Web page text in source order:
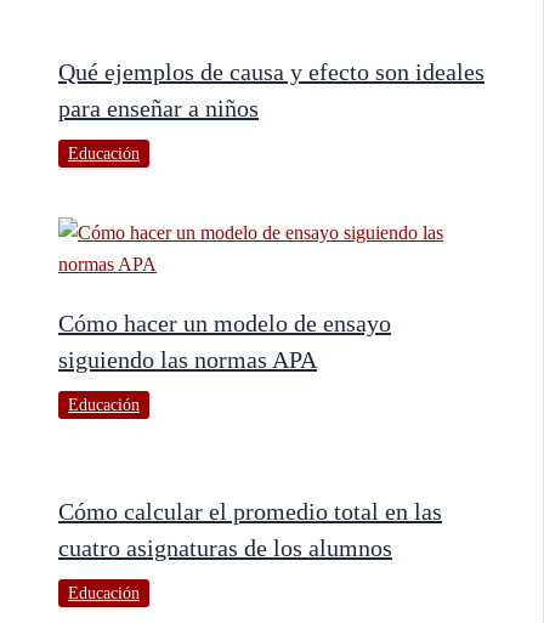
Qué ejemplos de causa y efecto son ideales
para enseñar a niños
Educación
Cómo hacer un modelo de ensayo
siguiendo las normas APA
Educación
Cómo calcular el promedio total en las
cuatro asignaturas de los alumnos
Educación